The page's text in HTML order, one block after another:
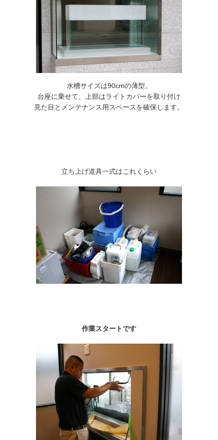
水槽サイズは90cmの薄型。
台座に乗せて、上部はライトカバーを取り付け
見た目とメンテナンス用スペースを確保します。
立ち上げ道具一式はこれくらい
作業スタートです